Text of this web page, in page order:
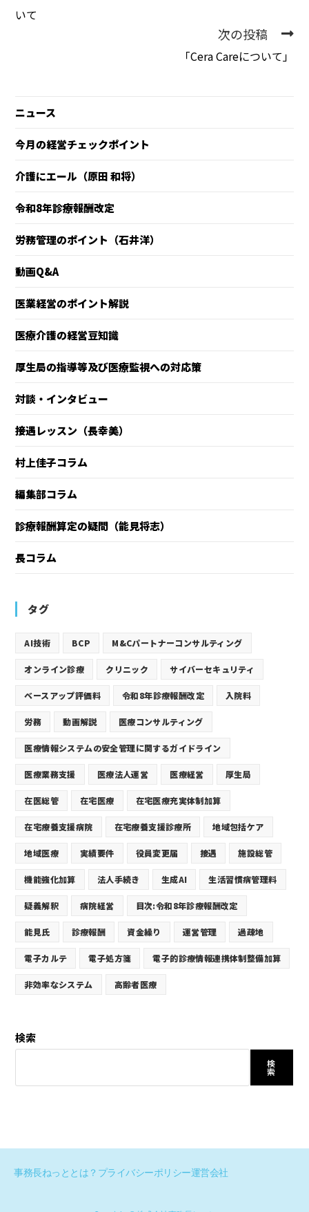
いて
次の投稿
「Cera Careについて」
ニュース
今月の経営チェックポイント
介護にエール（原田 和将）
令和8年診療報酬改定
労務管理のポイント（石井洋）
動画Q&A
医業経営のポイント解説
医療介護の経営豆知識
厚生局の指導等及び医療監視への対応策
対談・インタビュー
接遇レッスン（長幸美）
村上佳子コラム
編集部コラム
診療報酬算定の疑問（能見将志）
長コラム
タグ
AI技術 BCP M&Cパートナーコンサルティング
オンライン診療 クリニック サイバーセキュリティ
ベースアップ評価料 令和8年診療報酬改定 入院料
労務 動画解説 医療コンサルティング
医療情報システムの安全管理に関するガイドライン
医療業務支援 医療法人運営 医療経営 厚生局
在医総管 在宅医療 在宅医療充実体制加算
在宅療養支援病院 在宅療養支援診療所 地域包括ケア
地域医療 実績要件 役員変更届 接遇 施設総管
機能強化加算 法人手続き 生成AI 生活習慣病管理料
疑義解釈 病院経営 目次:令和8年診療報酬改定
能見氏 診療報酬 資金繰り 運営管理 過疎地
電子カルテ 電子処方箋 電子的診療情報連携体制整備加算
非効率なシステム 高齢者医療
検索
検
索
事務長ねっととは？ プライバシーポリシー運営会社